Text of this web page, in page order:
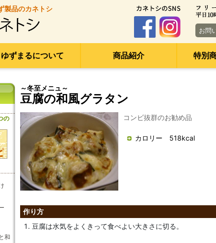
製品のカネトシ
お問
ゆずまるについて 商品紹介 特別
の
和
～冬至メニュ～
豆腐の和風グラタン
コンビ抜群のお勧め品
カロリー 518kcal
作り方
豆腐は水気をよくきって食べよい大きさに切る。